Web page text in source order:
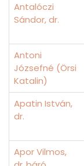
Antalóczi
Sándor, dr.
Antoni
Józsefné (Örsi
Katalin)
Apatin István,
dr.
Apor Vilmos,